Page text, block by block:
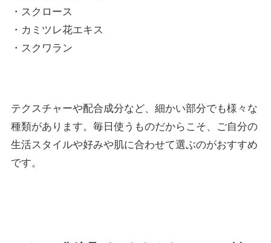
・スクロース
・カミツレ花エキス
・スクワラン
テクスチャーや配合成分など、細かい部分でも様々な
種類があります。毎日使うものだからこそ、ご自分の
生活スタイルや好みや肌に合わせて選ぶのがおすすめ
です。